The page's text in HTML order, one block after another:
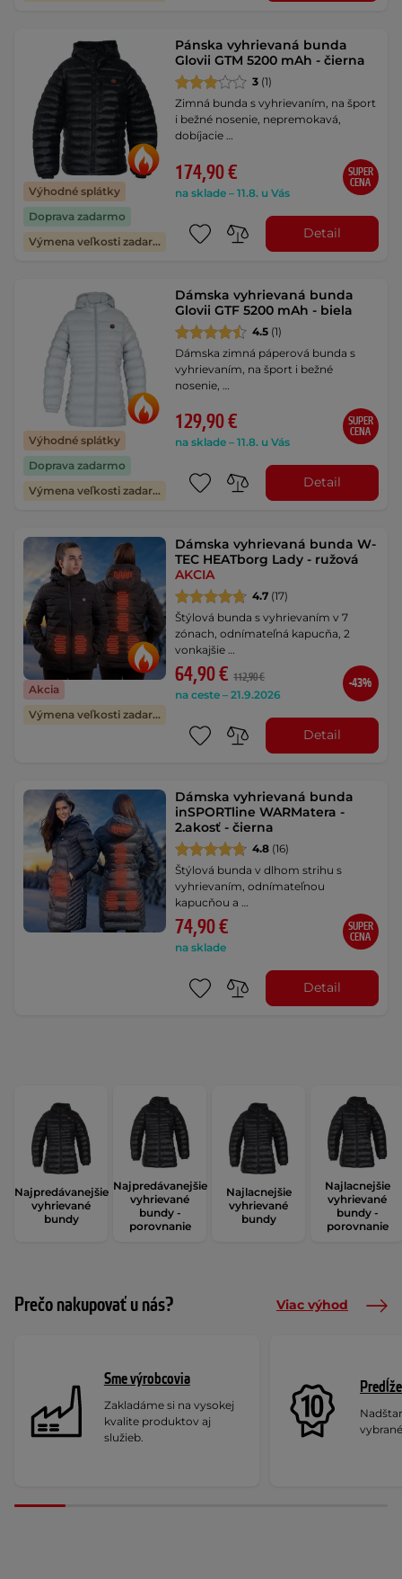
Výhodné splátky
Doprava zadarmo
Výmena veľkosti zadarmo
Pánska vyhrievaná bunda
Glovii GTM 5200 mAh - čierna
3 (1)
Zimná bunda s vyhrievaním, na šport
i bežné nosenie, nepremokavá,
dobíjacie …
174,90 €
na sklade – 11.8. u Vás
SUPER
CENA
Detail
Výhodné splátky
Doprava zadarmo
Výmena veľkosti zadarmo
Dámska vyhrievaná bunda
Glovii GTF 5200 mAh - biela
4.5 (1)
Dámska zimná páperová bunda s
vyhrievaním, na šport i bežné
nosenie, …
129,90 €
na sklade – 11.8. u Vás
SUPER
CENA
Detail
Akcia
Výmena veľkosti zadarmo
Dámska vyhrievaná bunda W-
TEC HEATborg Lady - ružová
AKCIA
4.7 (17)
Štýlová bunda s vyhrievaním v 7
zónach, odnímateľná kapucňa, 2
vonkajšie …
64,90 € 112,90 €
na ceste – 21.9.2026
-43%
Detail
Dámska vyhrievaná bunda
inSPORTline WARMatera -
2.akosť - čierna
4.8 (16)
Štýlová bunda v dlhom strihu s
vyhrievaním, odnímateľnou
kapucňou a …
74,90 €
na sklade
SUPER
CENA
Detail
Najpredávanejšie
vyhrievané
bundy
Najpredávanejšie
vyhrievané
bundy -
porovnanie
Najlacnejšie
vyhrievané
bundy
Najlacnejšie
vyhrievané
bundy -
porovnanie
Prečo nakupovať u nás? Viac výhod
Sme výrobcovia
Zakladáme si na vysokej
kvalite produktov aj
služieb.